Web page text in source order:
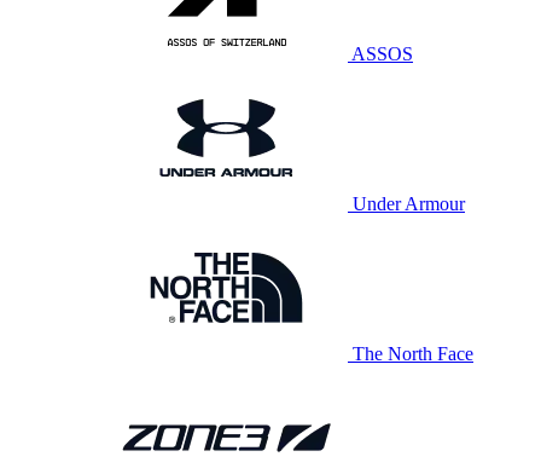
ASSOS
Under Armour
The North Face